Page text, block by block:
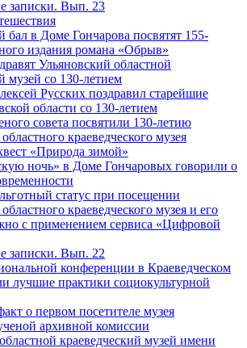
записки. Вып. 23
бал в Доме Гончарова посвятят 155-
издания романа «Обрыв»
Ульяновский областной
музей со 130-летием
Русских поздравил старейшие
области со 130-летием
совета посвятили 130-летию
краеведческого музея
«Природа зимой»
ночь» в Доме Гончаровых говорили о
статус при посещении
краеведческого музея и его
с применением сервиса «Цифровой
записки. Вып. 22
конференции в Краеведческом
лучшие практики социокультурной
о первом посетителе музея
архивной комиссии
краеведческий музей имени